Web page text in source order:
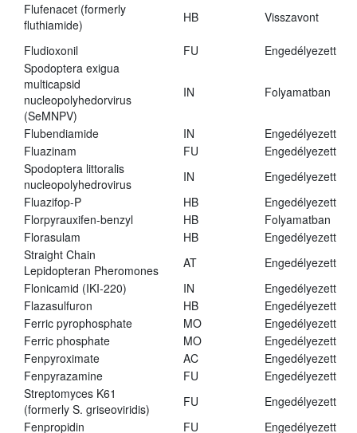
Flufenacet (formerly
fluthiamide)
HB Visszavont
Fludioxonil FU
Engedélyezett
Spodoptera exigua
multicapsid
nucleopolyhedorvirus
(SeMNPV)
IN Folyamatban
Flubendiamide IN
Engedélyezett
Fluazinam
FU
Engedélyezett
Spodoptera littoralis
nucleopolyhedrovirus
IN
Engedélyezett
Fluazifop-P
HB
Engedélyezett
Florpyrauxifen-benzyl
HB
Folyamatban
Florasulam
HB
Engedélyezett
Straight Chain
Lepidopteran Pheromones
AT
Engedélyezett
Flonicamid (IKI-220)
IN
Engedélyezett
Flazasulfuron
HB
Engedélyezett
Ferric pyrophosphate
MO
Engedélyezett
Ferric phosphate
MO
Engedélyezett
Fenpyroximate
AC
Engedélyezett
Fenpyrazamine
FU
Engedélyezett
Streptomyces K61
(formerly S. griseoviridis)
FU
Engedélyezett
Fenpropidin
FU Engedélyezett